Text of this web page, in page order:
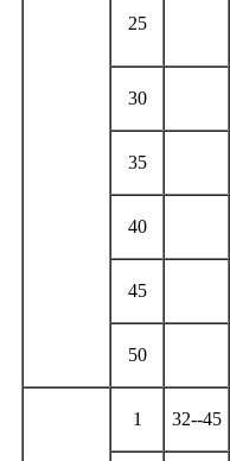
25
30
35
40
45
50
1 32--45